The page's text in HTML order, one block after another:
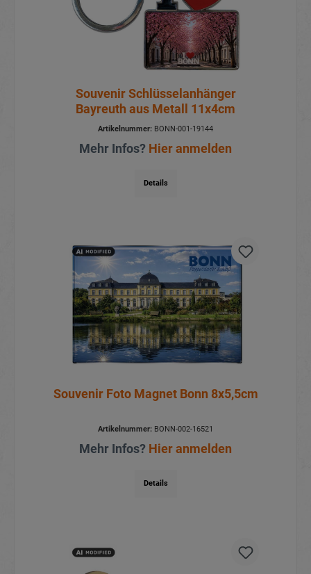
Souvenir Schlüsselanhänger
Bayreuth aus Metall 11x4cm
Artikelnummer: BONN-001-19144
Mehr Infos? Hier anmelden
Details
Souvenir Foto Magnet Bonn 8x5,5cm
Artikelnummer: BONN-002-16521
Mehr Infos? Hier anmelden
Details